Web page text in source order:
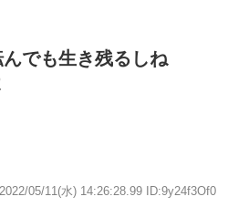
でも生き残るしね
2022/05/11(水) 14:26:28.99 ID:9y24f3Of0